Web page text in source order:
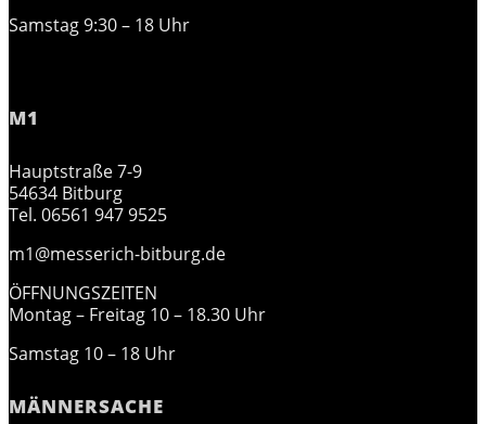
Samstag 9:30 – 18 Uhr
M1
Hauptstraße 7-9
54634 Bitburg
Tel. 06561 947 9525
m1@messerich-bitburg.de
ÖFFNUNGSZEITEN
Montag – Freitag 10 – 18.30 Uhr
Samstag 10 – 18 Uhr
MÄNNERSACHE